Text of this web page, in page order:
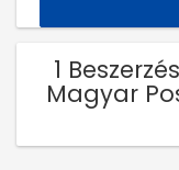
1
Magyar